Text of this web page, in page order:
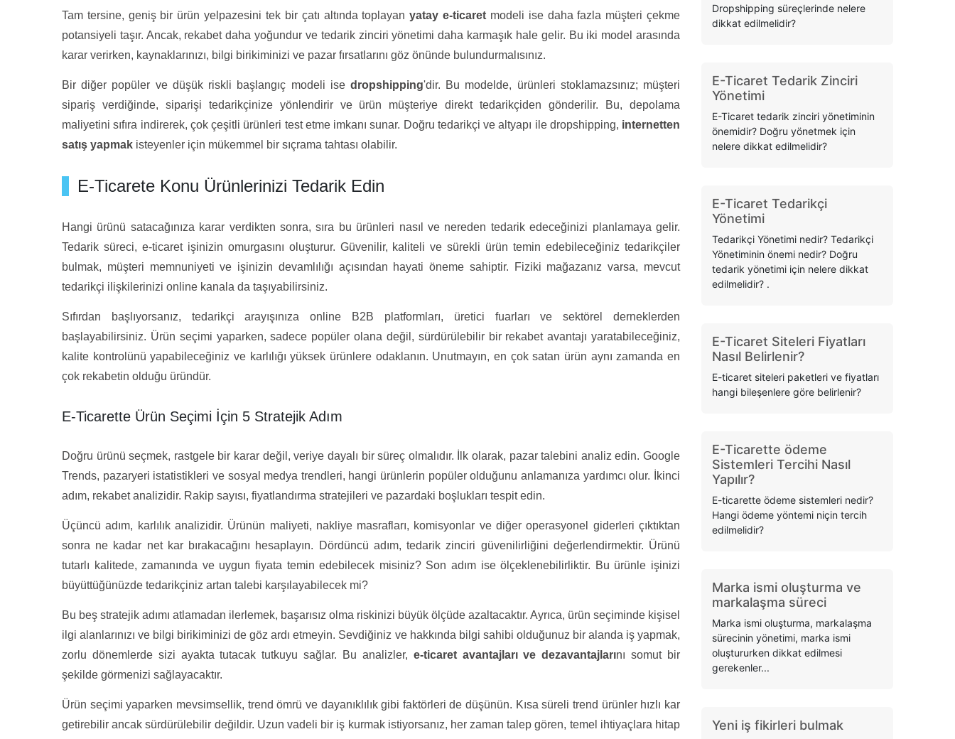
Tam tersine, geniş bir ürün yelpazesini tek bir çatı altında toplayanyatay e-ticaret modeli ise daha fazla müşteri çekme
potansiyeli taşır. Ancak, rekabet daha yoğundur ve tedarik zinciri yönetimi daha karmaşık hale gelir. Bu iki model arasında
karar verirken, kaynaklarınızı, bilgi birikiminizi ve pazar fırsatlarını göz önünde bulundurmalısınız.
Bir diğer popüler ve düşük riskli başlangıç modeli ise dropshipping'dir. Bu modelde, ürünleri stoklamazsınız; müşteri
sipariş verdiğinde, siparişi tedarikçinize yönlendirir ve ürün müşteriye direkt tedarikçiden gönderilir. Bu, depolama
maliyetini sıfıra indirerek, çok çeşitli ürünleri test etme imkanı sunar. Doğru tedarikçi ve altyapı ile dropshipping, internetten
satış yapmak isteyenler için mükemmel bir sıçrama tahtası olabilir.
E-Ticarete Konu Ürünlerinizi Tedarik Edin
Hangi ürünü satacağınıza karar verdikten sonra, sıra bu ürünleri nasıl ve nereden tedarik edeceğinizi planlamaya gelir.
Tedarik süreci, e-ticaret işinizin omurgasını oluşturur. Güvenilir, kaliteli ve sürekli ürün temin edebileceğiniz tedarikçiler
bulmak, müşteri memnuniyeti ve işinizin devamlılığı açısından hayati öneme sahiptir. Fiziki mağazanız varsa, mevcut
tedarikçi ilişkilerinizi online kanala da taşıyabilirsiniz.
Sıfırdan başlıyorsanız, tedarikçi arayışınıza online B2B platformları, üretici fuarları ve sektörel derneklerden
başlayabilirsiniz. Ürün seçimi yaparken, sadece popüler olana değil, sürdürülebilir bir rekabet avantajı yaratabileceğiniz,
kalite kontrolünü yapabileceğiniz ve karlılığı yüksek ürünlere odaklanın. Unutmayın, en çok satan ürün aynı zamanda en
çok rekabetin olduğu üründür.
E-Ticarette Ürün Seçimi İçin 5 Stratejik Adım
Doğru ürünü seçmek, rastgele bir karar değil, veriye dayalı bir süreç olmalıdır. İlk olarak, pazar talebini analiz edin. Google
Trends, pazaryeri istatistikleri ve sosyal medya trendleri, hangi ürünlerin popüler olduğunu anlamanıza yardımcı olur. İkinci
adım, rekabet analizidir. Rakip sayısı, fiyatlandırma stratejileri ve pazardaki boşlukları tespit edin.
Üçüncü adım, karlılık analizidir. Ürünün maliyeti, nakliye masrafları, komisyonlar ve diğer operasyonel giderleri çıktıktan
sonra ne kadar net kar bırakacağını hesaplayın. Dördüncü adım, tedarik zinciri güvenilirliğini değerlendirmektir. Ürünü
tutarlı kalitede, zamanında ve uygun fiyata temin edebilecek misiniz? Son adım ise ölçeklenebilirliktir. Bu ürünle işinizi
büyüttüğünüzde tedarikçiniz artan talebi karşılayabilecek mi?
Bu beş stratejik adımı atlamadan ilerlemek, başarısız olma riskinizi büyük ölçüde azaltacaktır. Ayrıca, ürün seçiminde kişisel
ilgi alanlarınızı ve bilgi birikiminizi de göz ardı etmeyin. Sevdiğiniz ve hakkında bilgi sahibi olduğunuz bir alanda iş yapmak,
zorlu dönemlerde sizi ayakta tutacak tutkuyu sağlar. Bu analizler, e-ticaret avantajları ve dezavantajlarını somut bir
şekilde görmenizi sağlayacaktır.
Ürün seçimi yaparken mevsimsellik, trend ömrü ve dayanıklılık gibi faktörleri de düşünün. Kısa süreli trend ürünler hızlı kar
getirebilir ancak sürdürülebilir değildir. Uzun vadeli bir iş kurmak istiyorsanız, her zaman talep gören, temel ihtiyaçlara hitap
Dropshipping süreçlerinde nelere
dikkat edilmelidir?
E-Ticaret Tedarik Zinciri
Yönetimi
E-Ticaret tedarik zinciri yönetiminin
önemidir? Doğru yönetmek için
nelere dikkat edilmelidir?
E-Ticaret Tedarikçi
Yönetimi
Tedarikçi Yönetimi nedir? Tedarikçi
Yönetiminin önemi nedir? Doğru
tedarik yönetimi için nelere dikkat
edilmelidir? .
E-Ticaret Siteleri Fiyatları
Nasıl Belirlenir?
E-ticaret siteleri paketleri ve fiyatları
hangi bileşenlere göre belirlenir?
E-Ticarette ödeme
Sistemleri Tercihi Nasıl
Yapılır?
E-ticarette ödeme sistemleri nedir?
Hangi ödeme yöntemi niçin tercih
edilmelidir?
Marka ismi oluşturma ve
markalaşma süreci
Marka ismi oluşturma, markalaşma
sürecinin yönetimi, marka ismi
oluştururken dikkat edilmesi
gerekenler...
Yeni iş fikirleri bulmak